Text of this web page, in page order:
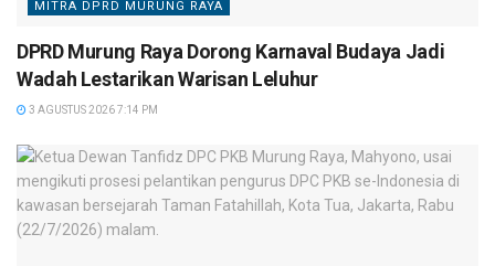
MITRA DPRD MURUNG RAYA
DPRD Murung Raya Dorong Karnaval Budaya Jadi
Wadah Lestarikan Warisan Leluhur
3 AGUSTUS 2026 7:14 PM